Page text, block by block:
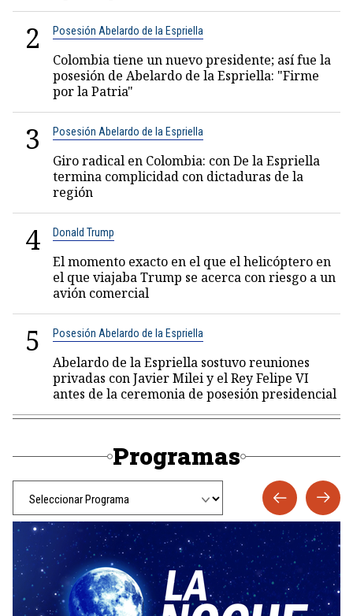
2 Posesión Abelardo de la Espriella
Colombia tiene un nuevo presidente; así fue la
posesión de Abelardo de la Espriella: "Firme
por la Patria"
3 Posesión Abelardo de la Espriella
Giro radical en Colombia: con De la Espriella
termina complicidad con dictaduras de la
región
4 Donald Trump
El momento exacto en el que el helicóptero en
el que viajaba Trump se acerca con riesgo a un
avión comercial
5 Posesión Abelardo de la Espriella
Abelardo de la Espriella sostuvo reuniones
privadas con Javier Milei y el Rey Felipe VI
antes de la ceremonia de posesión presidencial
Programas